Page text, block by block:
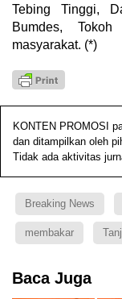
Tebing Tinggi,
Bumdes,
masyarakat. (*)
KONTEN PROMOSI
dan ditampilkan oleh
Tidak ada aktivitas
Breaking News
membakar
Baca Juga